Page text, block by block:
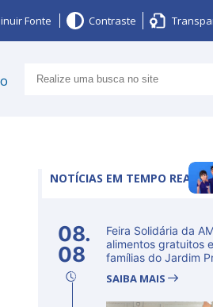
Fonte Contraste
NOTÍCIAS EM TEMPO REAL
08.
08
Feira Solidária da
alimentos gratuitos
famílias do Jardim
SAIBA MAIS